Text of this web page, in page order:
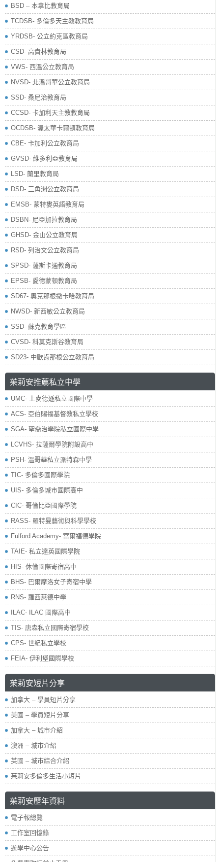
BSD – 本拿比教育局
TCDSB- 多倫多天主教教育局
YRDSB- 公立約克區教育局
​CSD- 高貴林教育局
VWS- 西溫公立教育局
NVSD- 北溫哥華公立教育局
SSD- 桑尼治教育局
CCSD- 卡加利天主教教育局
OCDSB- 渥太華卡爾頓教育局
CBE- 卡加利公立教育局
GVSD- 維多利亞教育局
LSD- 蘭里教育局
DSD- 三角洲公立教育局
EMSB- 蒙特婁英語教育局
DSBN- 尼亞加拉教育局
GHSD- 金山公立教育局
RSD- 列治文公立教育局
SPSD- 薩斯卡通教育局
EPSB- 愛德蒙頓教育局
SD67- 奧克那根撒卡哈教育局
NWSD- 新西敏公立教育局
SSD- 蘇克教育學區
CVSD- 科莫克斯谷教育局
SD23- 中歐肯那根公立教育局
茱莉安推薦私立中學
UMC- 上麥德遜私立國際中學
ACS- 亞伯賜福基督教私立學校
SGA- 聖喬治學院私立國際中學
LCVHS- 拉薩爾學院附設高中
PSH- 溫哥華私立派特森中學
TIC- 多倫多國際學院
UIS- 多倫多城市國際高中
CIC- 哥倫比亞國際學院
RASS- 羅特曼藝術與科學學校
​Fulford Academy- 富爾福德學院
TAIE- 私立達英國際學院
HIS- 休倫國際寄宿高中
BHS- 巴爾摩洛女子寄宿中學
RNS- 羅西萊德中學
ILAC- ILAC 國際高中
TIS- 唐森私立國際寄宿學校
CPS- 世紀私立學校
FEIA- 伊利堡國際學校
茱莉安短片分享
加拿大 – 學員短片分享
美國 – 學員短片分享
加拿大 – 城市介紹
澳洲 – 城市介紹
英國 – 城市綜合介紹
茱莉安多倫多生活小短片
茱莉安歷年資料
電子報總覽
工作室回憶錄
遊學中心公告